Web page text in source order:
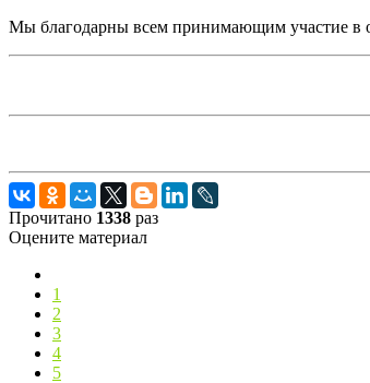
Мы благодарны всем принимающим участие в
Прочитано 1338 раз
Оцените материал
1
2
3
4
5